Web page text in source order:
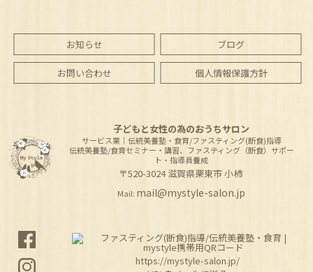
お知らせ ブログ
お問い合わせ 個人情報保護方針
子どもと女性の為のおうちサロン
サービス業｜伝統美養塾・食育/ファスティング(断食)指導
伝統美養塾/食育セミナー・講習、ファスティング（断食）サポー
ト・指導員養成
〒520-3024滋賀県栗東市小柿
Mail: mail@mystyle-salon.jp
https://mystyle-salon.jp/